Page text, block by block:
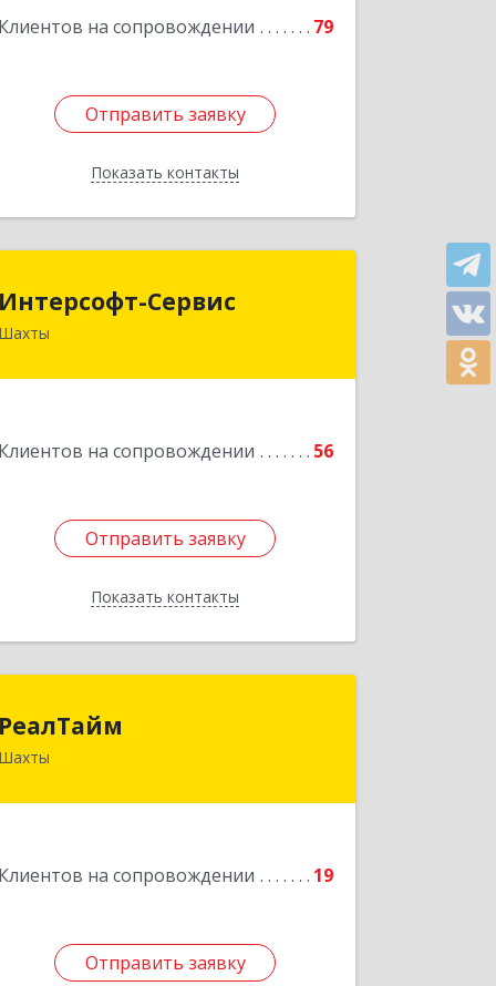
Клиентов на сопровождении 79
Отправить заявку
Показать контакты
Подробнее
Отправить заявку
Назад
Интерсофт-Сервис
Шахты
Клиентов на сопровождении 56
Отправить заявку
Показать контакты
Интерсофт-Сервис
346480, Ростовская обл, Шахты г,
Отправить заявку
Назад
РеалТайм
Шахты
Клиентов на сопровождении 19
Отправить заявку
346504, Ростовская обл, Шахты г,
Отправить заявку